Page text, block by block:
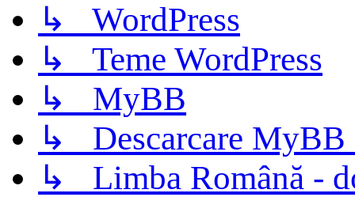
↳ WordPress
↳ Teme WordPress
↳ MyBB
↳ Descarcare MyBB
↳ Limba Română -